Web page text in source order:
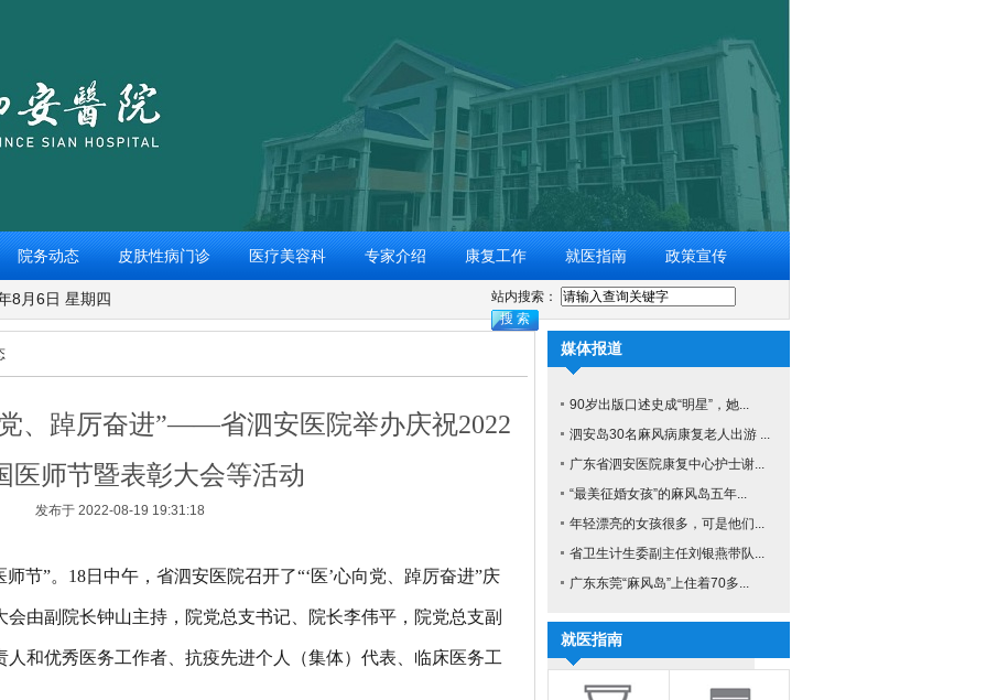
院务动态 皮肤性病门诊 医疗美容科 专家介绍 康复工作 就医指南 政策宣传
8月6日 星期四 站内搜索：
、踔厉奋进”——省泗安医院举办庆祝2022
医师节暨表彰大会等活动
发布于 2022-08-19 19:31:18
节”。18日中午，省泗安医院召开了“‘医’心向党、踔厉奋进”庆
由副院长钟山主持，院党总支书记、院长李伟平，院党总支副
和优秀医务工作者、抗疫先进个人（集体）代表、临床医务工
媒体报道
90岁出版口述史成“明星”，她...
泗安岛30名麻风病康复老人出游 ...
广东省泗安医院康复中心护士谢...
“最美征婚女孩”的麻风岛五年...
年轻漂亮的女孩很多，可是他们...
省卫生计生委副主任刘银燕带队...
广东东莞“麻风岛”上住着70多...
就医指南